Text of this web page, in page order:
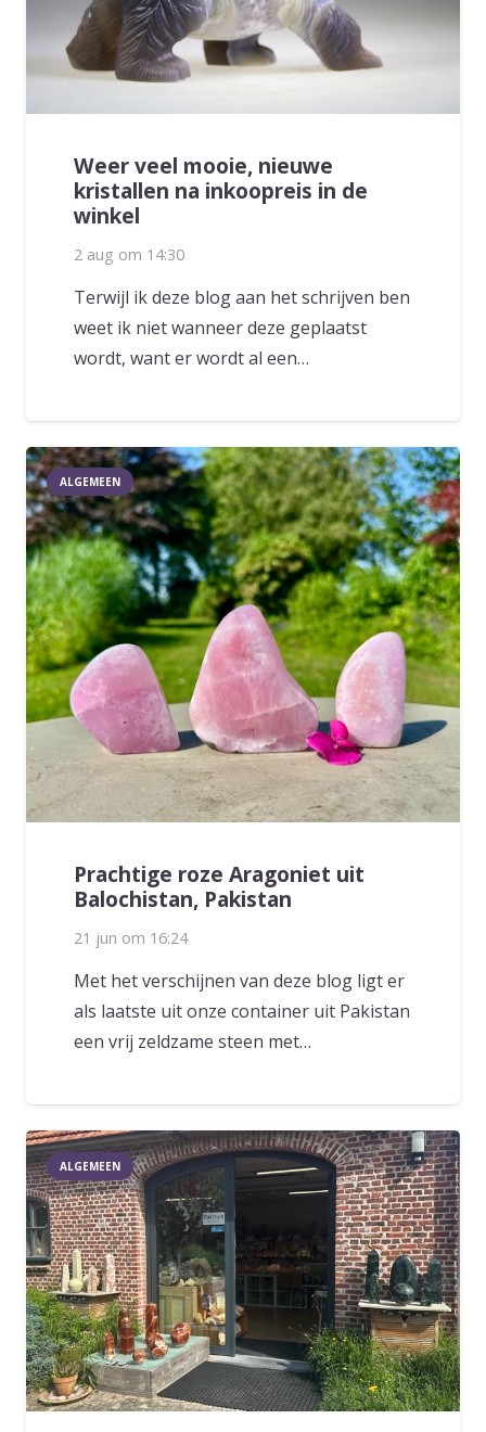
Weer veel mooie, nieuwe
kristallen na inkoopreis in de
winkel
2 aug om 14:30
Terwijl ik deze blog aan het schrijven ben
weet ik niet wanneer deze geplaatst
wordt, want er wordt al een…
ALGEMEEN
Prachtige roze Aragoniet uit
Balochistan, Pakistan
21 jun om 16:24
Met het verschijnen van deze blog ligt er
als laatste uit onze container uit Pakistan
een vrij zeldzame steen met…
ALGEMEEN